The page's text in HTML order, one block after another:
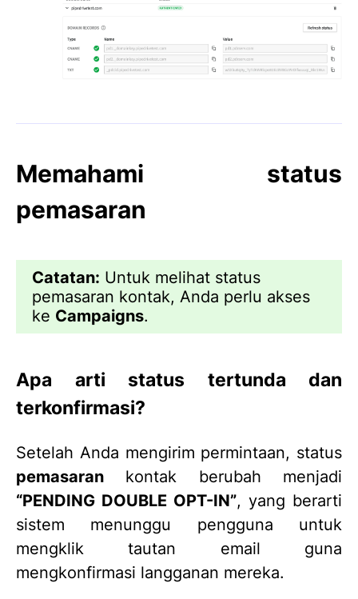
Memahami status
pemasaran
Catatan: Untuk melihat status
pemasaran kontak, Anda perlu akses
ke Campaigns.
Apa arti status tertunda dan
terkonfirmasi?
Setelah Anda mengirim permintaan, status
pemasaran kontak berubah menjadi
“PENDING DOUBLE OPT-IN”, yang berarti
sistem menunggu pengguna untuk
mengklik tautan email guna
mengkonfirmasi langganan mereka.